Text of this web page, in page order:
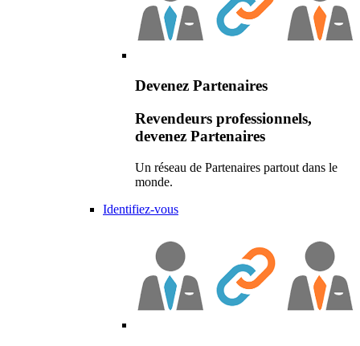
Devenez Partenaires
Revendeurs professionnels,
devenez Partenaires
Un réseau de Partenaires partout dans le
monde.
Identifiez-vous